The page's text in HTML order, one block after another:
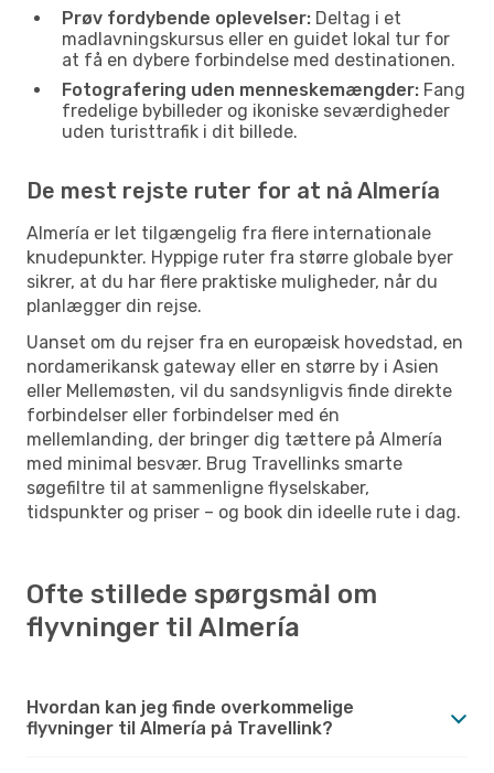
Prøv fordybende oplevelser: Deltag i et
madlavningskursus eller en guidet lokal tur for
at få en dybere forbindelse med destinationen.
Fotografering uden menneskemængder: Fang
fredelige bybilleder og ikoniske seværdigheder
uden turisttrafik i dit billede.
De mest rejste ruter for at nå Almería
Almería er let tilgængelig fra flere internationale
knudepunkter. Hyppige ruter fra større globale byer
sikrer, at du har flere praktiske muligheder, når du
planlægger din rejse.
Uanset om du rejser fra en europæisk hovedstad, en
nordamerikansk gateway eller en større by i Asien
eller Mellemøsten, vil du sandsynligvis finde direkte
forbindelser eller forbindelser med én
mellemlanding, der bringer dig tættere på Almería
med minimal besvær. Brug Travellinks smarte
søgefiltre til at sammenligne flyselskaber,
tidspunkter og priser – og book din ideelle rute i dag.
Ofte stillede spørgsmål om
flyvninger til Almería
Hvordan kan jeg finde overkommelige
flyvninger til Almería på Travellink?